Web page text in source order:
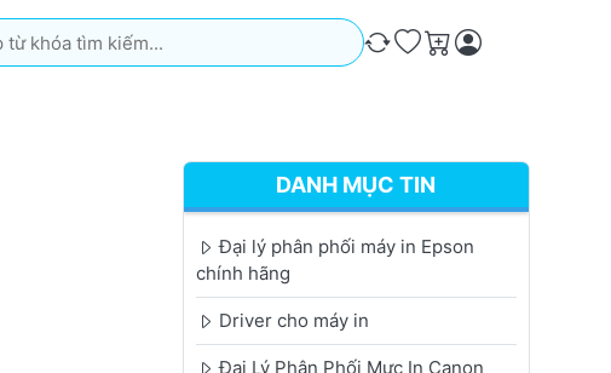
tìm kiếm. Kết quả sẽ tự động xuất hiện khi bạn nhập. Nhấn phím
So sánh
Ưa thích
Giỏ hàng
DANH MỤC TIN
Đại lý phân phối máy in Epson
chính hãng
Driver cho máy in
Đại Lý Phân Phối Mực In Canon